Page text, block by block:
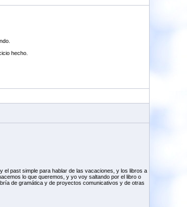
hecho.
el past simple para hablar de las vacaciones, y los libros a
lo que queremos, y yo voy saltando por el libro o
de gramática y de proyectos comunicativos y de otras